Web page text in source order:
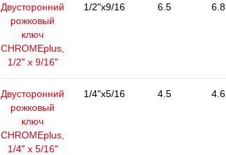
Двусторонний
рожковый
ключ
CHROMEplus,
1/2" x 9/16"
1/2"x9/16 6.5 6.8
Двусторонний
рожковый
ключ
CHROMEplus,
1/4" x 5/16"
1/4"x5/16 4.5 4.6